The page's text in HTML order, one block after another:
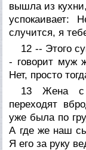
вышла из
успокаивает:
случится, я
12 -- Этого
- говорит муж
Нет, просто
13 Жена с
переходят
уже была по
А где же наш
Я его за руку